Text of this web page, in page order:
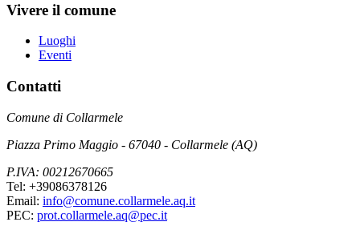
Vivere il comune
Luoghi
Eventi
Contatti
Comune di Collarmele
Piazza Primo Maggio - 67040 - Collarmele (AQ)
P.IVA: 00212670665
Tel: +39086378126
Email: info@comune.collarmele.aq.it
PEC: prot.collarmele.aq@pec.it